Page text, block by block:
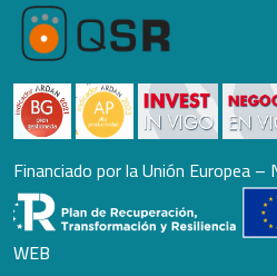
Financiado por la Unión Europea –
WEB